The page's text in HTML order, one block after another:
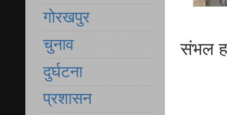
संभल
गोरखपुर
चुनाव
दुर्घटना
प्रशासन